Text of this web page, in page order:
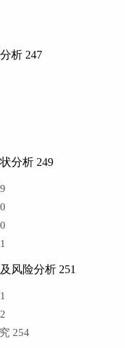
析 247
分析 249
风险分析 251
254